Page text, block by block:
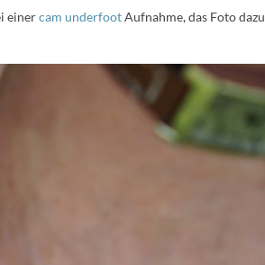
einercam underfootAufnahme, das Foto dazu